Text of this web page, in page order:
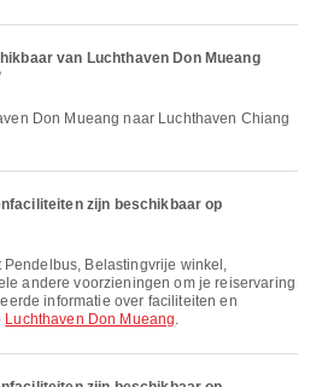
van Luchthaven Don Mueang
zijn beschikbaar op
andere voorzieningen om je reiservaring
informatie over faciliteiten en
Luchthaven Don Mueang.